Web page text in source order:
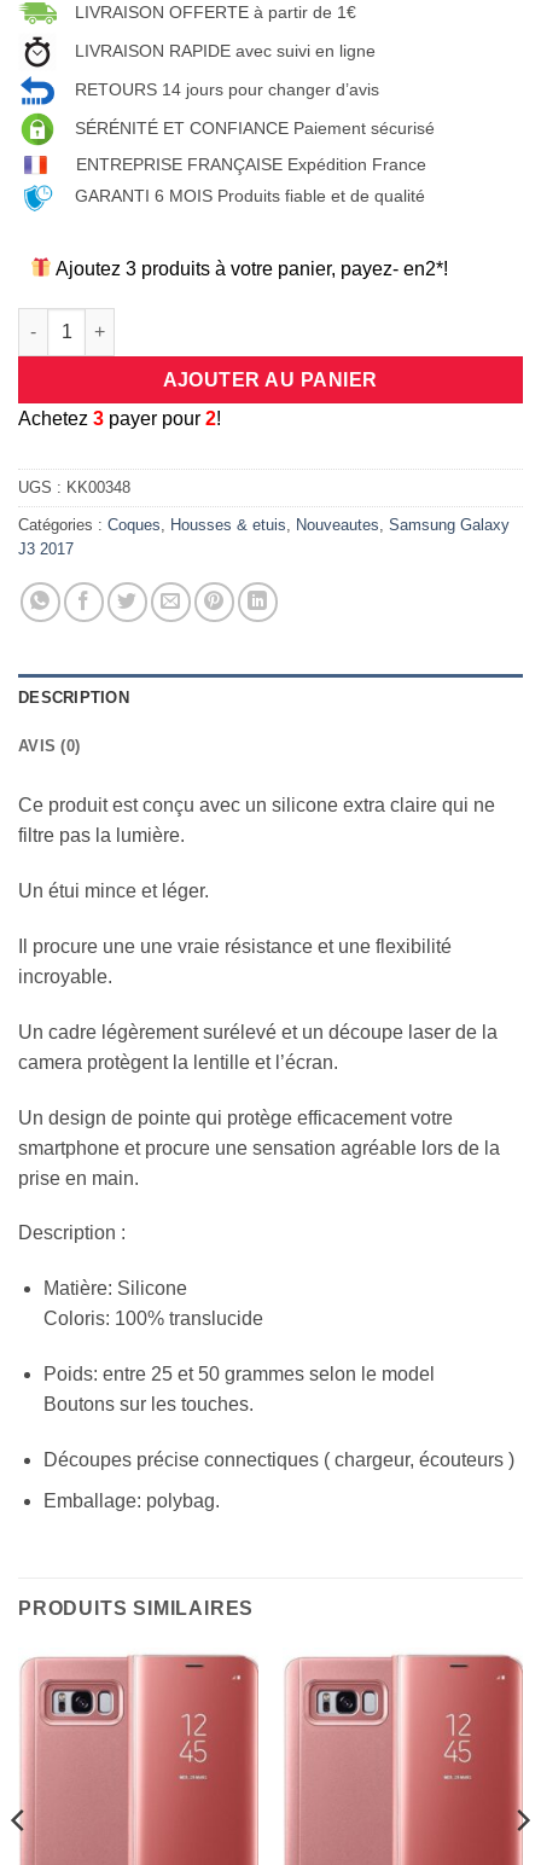
LIVRAISON OFFERTE à partir de 1€
LIVRAISON RAPIDE avec suivi en ligne
RETOURS 14 jours pour changer d’avis
SÉRÉNITÉ ET CONFIANCE Paiement sécurisé
ENTREPRISE FRANÇAISE Expédition France
GARANTI 6 MOIS Produits fiable et de qualité
Ajoutez 3 produits à votre panier, payez- en2*!
quantité de Coque transparente en silicone extra clair pour
AJOUTER AU PANIER
Achetez 3 payer pour 2!
UGS : KK00348
Catégories : Coques Housses & etuis Nouveautes Samsung Galaxy
J3 2017
DESCRIPTION
AVIS (0)
Ce produit est conçu avec un silicone extra claire qui ne
filtre pas la lumière.
Un étui mince et léger.
Il procure une une vraie résistance et une flexibilité
incroyable.
Un cadre légèrement surélevé et un découpe laser de la
camera protègent la lentille et l’écran.
Un design de pointe qui protège efficacement votre
smartphone et procure une sensation agréable lors de la
prise en main.
Description :
Matière: Silicone
Coloris: 100% translucide
Poids: entre 25 et 50 grammes selon le model
Boutons sur les touches.
Découpes précise connectiques ( chargeur, écouteurs )
Emballage: polybag.
PRODUITS SIMILAIRES